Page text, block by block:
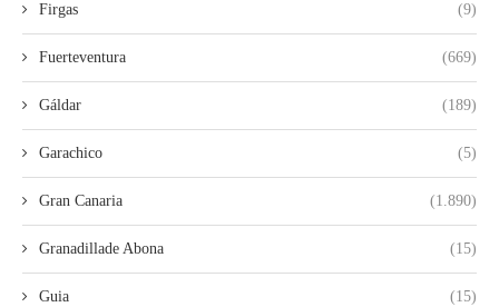
Firgas (9)
Fuerteventura (669)
Gáldar (189)
Garachico (5)
Gran Canaria (1.890)
Granadillade Abona (15)
Guia (15)